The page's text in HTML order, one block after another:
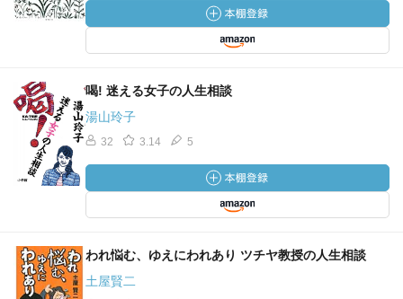
喝! 迷える女子の人生相談
湯山玲子
32 3.14 5
われ悩む、ゆえにわれあり ツチヤ教授の人生相談
土屋賢二